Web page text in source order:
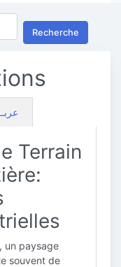
Recherche
Terrain
un paysage
souvent de